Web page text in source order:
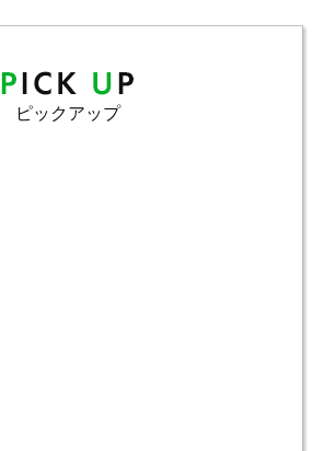
ピックアップ